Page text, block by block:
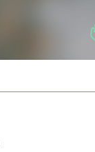
conteúdo